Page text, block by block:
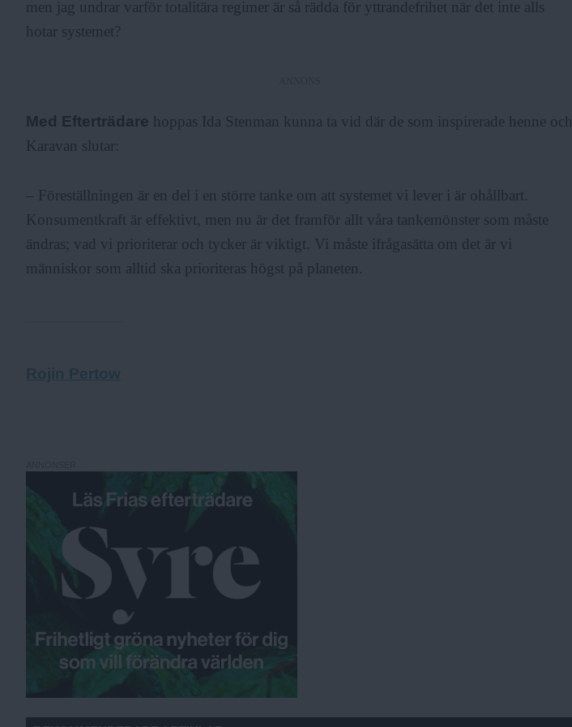
men jag undrar varför totalitära regimer är så rädda för yttrandefrihet när det inte alls
hotar systemet?
Med Efterträdare hoppas Ida Stenman kunna ta vid där de som inspirerade henne och
Karavan slutar:
– Föreställningen är en del i en större tanke om att systemet vi lever i är ohållbart.
Konsumentkraft är effektivt, men nu är det framför allt våra tankemönster som måste
ändras; vad vi prioriterar och tycker är viktigt. Vi måste ifrågasätta om det är vi
människor som alltid ska prioriteras högst på planeten.
Rojin Pertow